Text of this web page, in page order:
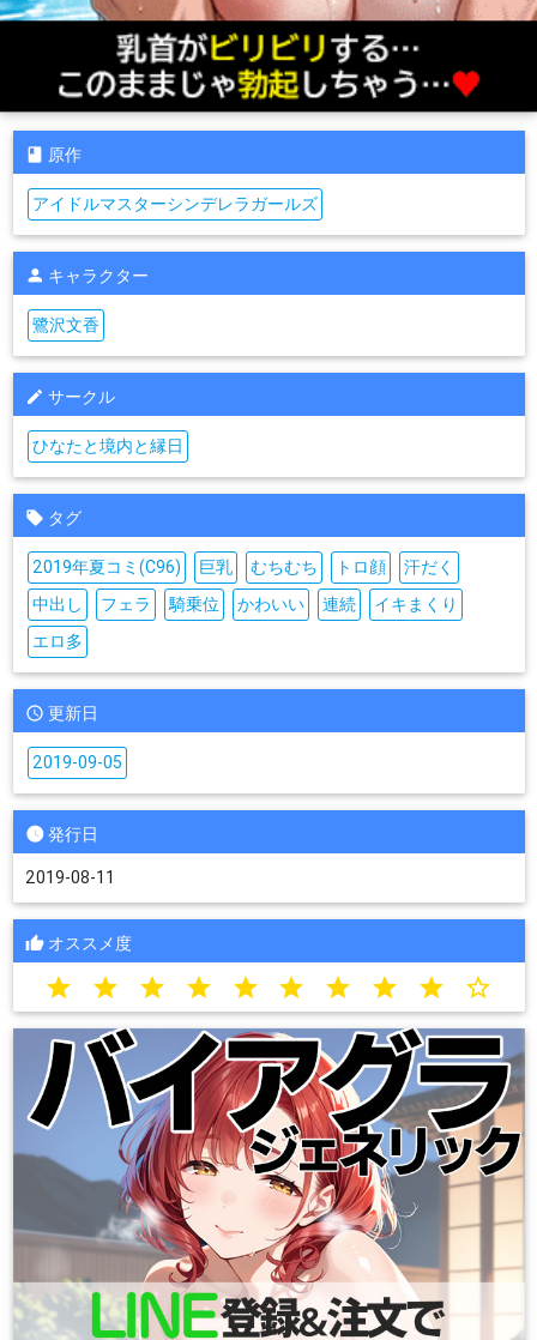
原作
アイドルマスターシンデレラガールズ
キャラクター
鷺沢文香
サークル
ひなたと境内と縁日
タグ
2019年夏コミ(C96) 巨乳 むちむち トロ顔
汗だく
中出し
フェラ 騎乗位 かわいい 連続
イキまくり
エロ多
更新日
2019-09-05
発行日
2019-08-11
オススメ度
star star star star star star star star star star_border